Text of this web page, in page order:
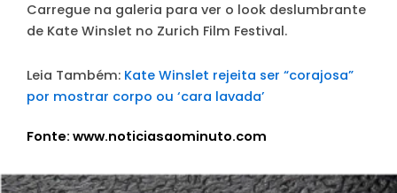
Carregue na galeria para ver o look deslumbrante
de Kate Winslet no Zurich Film Festival.
Leia Também: Kate Winslet rejeita ser “corajosa”
por mostrar corpo ou ‘cara lavada’
Fonte: www.noticiasaominuto.com